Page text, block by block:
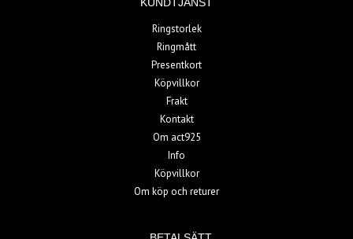
KUNDTJÄNST
Ringstorlek
Ringmått
Presentkort
Köpvillkor
Frakt
Kontakt
Om act925
Info
Köpvillkor
Om köp och returer